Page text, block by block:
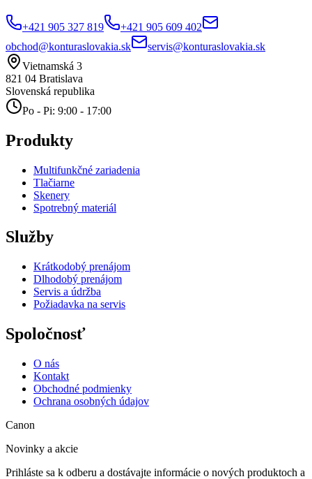
+421 905 327 819
+421 905 609 402
obchod@konturaslovakia.sk
servis@konturaslovakia.sk
Vietnamská 3
821 04 Bratislava
Slovenská republika
Po - Pi: 9:00 - 17:00
Produkty
Multifunkčné zariadenia
Tlačiarne
Skenery
Spotrebný materiál
Služby
Krátkodobý prenájom
Dlhodobý prenájom
Servis a údržba
Požiadavka na servis
Spoločnosť
O nás
Kontakt
Obchodné podmienky
Ochrana osobných údajov
Canon
Novinky a akcie
Prihláste sa k odberu a dostávajte informácie o nových produktoch a